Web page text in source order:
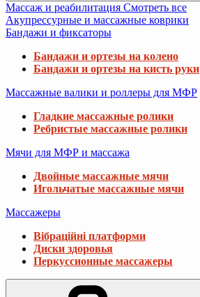
Массаж и реабилитация Смотреть все
Акупрессурные и массажные коврики
Бандажи и фиксаторы
Бандажи и ортезы на колено
Бандажи и ортезы на кисть руки
Массажные валики и роллеры для МФР
Гладкие массажные ролики
Ребристые массажные ролики
Мячи для МФР и массажа
Двойные массажные мячи
Игольчатые массажные мячи
Массажеры
Вібраційні платформи
Диски здоровья
Перкуссионные массажеры